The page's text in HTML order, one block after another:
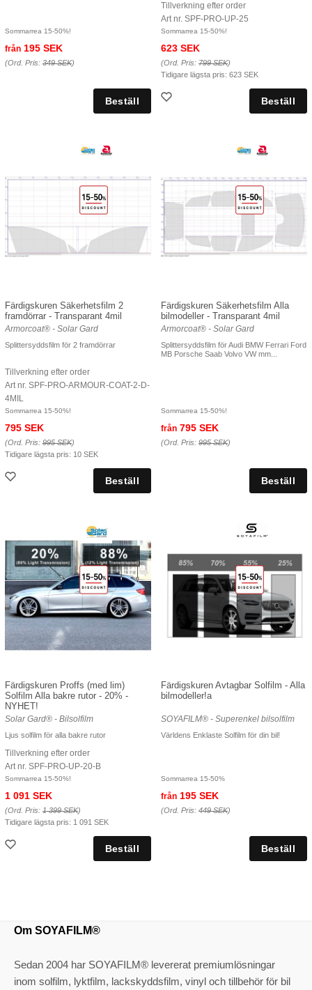
Sommarrea 15-50%!
från 195 SEK
(Ord. Pris: 349 SEK)
Tillverkning efter order
Art nr. SPF-PRO-UP-25
Sommarrea 15-50%!
623 SEK
(Ord. Pris: 799 SEK)
Tidigare lägsta pris: 623 SEK
Färdigskuren Säkerhetsfilm 2
framdörrar - Transparant 4mil
Armorcoat® - Solar Gard
Splittersyddsfilm för 2 framdörrar
Tillverkning efter order
Art nr. SPF-PRO-ARMOUR-COAT-2-D-
4MIL
Sommarrea 15-50%!
795 SEK
(Ord. Pris: 995 SEK)
Tidigare lägsta pris: 10 SEK
Färdigskuren Säkerhetsfilm Alla
bilmodeller - Transparant 4mil
Armorcoat® - Solar Gard
Splittersyddsfilm för Audi BMW Ferrari Ford
MB Porsche Saab Volvo VW mm...
Sommarrea 15-50%!
från 795 SEK
(Ord. Pris: 995 SEK)
Färdigskuren Proffs (med lim)
Solfilm Alla bakre rutor - 20% -
NYHET!
Solar Gard® - Bilsolfilm
Ljus solfilm för alla bakre rutor
Tillverkning efter order
Art nr. SPF-PRO-UP-20-B
Sommarrea 15-50%!
1 091 SEK
(Ord. Pris: 1 399 SEK)
Tidigare lägsta pris: 1 091 SEK
Färdigskuren Avtagbar Solfilm - Alla
bilmodeller!a
SOYAFILM® - Superenkel bilsolfilm
Världens Enklaste Solfilm för din bil!
Sommarrea 15-50%
från 195 SEK
(Ord. Pris: 449 SEK)
Om SOYAFILM®
Sedan 2004 har SOYAFILM® levererat premiumlösningar
inom solfilm, lyktfilm, lackskyddsfilm, vinyl och tillbehör för bil